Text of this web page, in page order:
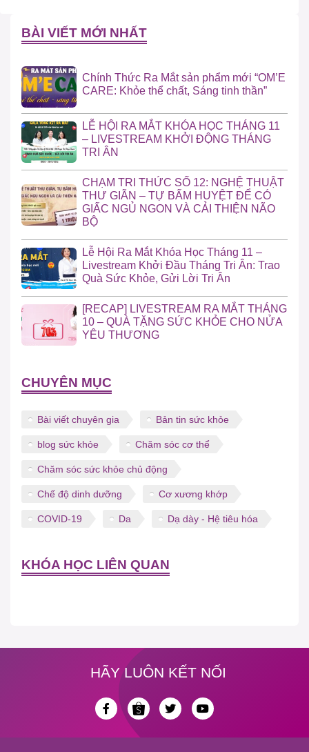
BÀI VIẾT MỚI NHẤT
Chính Thức Ra Mắt sản phẩm mới “OM’E
CARE: Khỏe thể chất, Sáng tinh thần”
LỄ HỘI RA MẮT KHÓA HỌC THÁNG 11
– LIVESTREAM KHỞI ĐỘNG THÁNG
TRI ÂN
CHẠM TRI THỨC SỐ 12: NGHỆ THUẬT
THƯ GIÃN – TỰ BẤM HUYỆT ĐỂ CÓ
GIẤC NGỦ NGON VÀ CẢI THIỆN NÃO
BỘ
Lễ Hội Ra Mắt Khóa Học Tháng 11 –
Livestream Khởi Đầu Tháng Tri Ân: Trao
Quà Sức Khỏe, Gửi Lời Tri Ân
[RECAP] LIVESTREAM RA MẮT THÁNG
10 – QUÀ TẶNG SỨC KHỎE CHO NỬA
YÊU THƯƠNG
CHUYÊN MỤC
Bài viết chuyên gia Bản tin sức khỏe
blog sức khỏe Chăm sóc cơ thể
Chăm sóc sức khỏe chủ động
Chế độ dinh dưỡng Cơ xương khớp
COVID-19 Da Dạ dày - Hệ tiêu hóa
KHÓA HỌC LIÊN QUAN
HÃY LUÔN KẾT NỐI